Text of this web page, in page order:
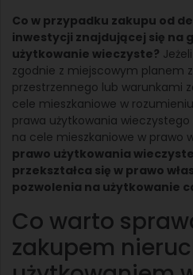
Co w przypadku zakupu od
inwestycji znajdującej się na
użytkowanie wieczyste?
zgodnie z miejscowym planem
przestrzennego lub warunkami
cele mieszkaniowe w
prawa użytkowania
na cele mieszkaniowe w prawo
prawo użytkowania
przekształca się w prawo
pozwolenia na użytkowanie
Co warto
zakupem